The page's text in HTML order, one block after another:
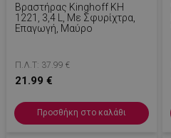
Βραστήρας Kinghoff KH
1221, 3,4 L, Με Σφυρίχτρα,
Επαγωγή, Μαύρο
Π.Λ.Τ: 37.99 €
21.99 €
Προσθήκη στο καλάθι